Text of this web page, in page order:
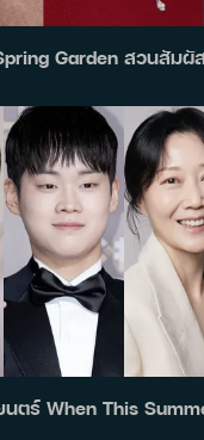
Garden สวนสัม
นตร์ When This